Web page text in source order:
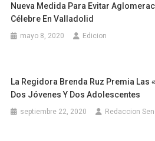
Nueva Medida Para Evitar
Célebre En Valladolid
mayo 8, 2020 Edicion
La Regidora Brenda Ruz Premia Las
Dos Jóvenes Y Dos Adolescentes
septiembre 22, 2020 Redaccion